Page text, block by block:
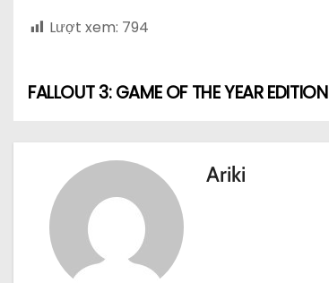
Lượt xem: 794
Đ
i
FALLOUT 3: GAME OF THE YEAR EDITION
Ariki